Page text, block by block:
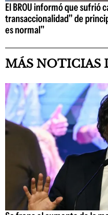
El BROU informó que sufrió
transaccionalidad" de
es normal"
MÁS NOTICIAS